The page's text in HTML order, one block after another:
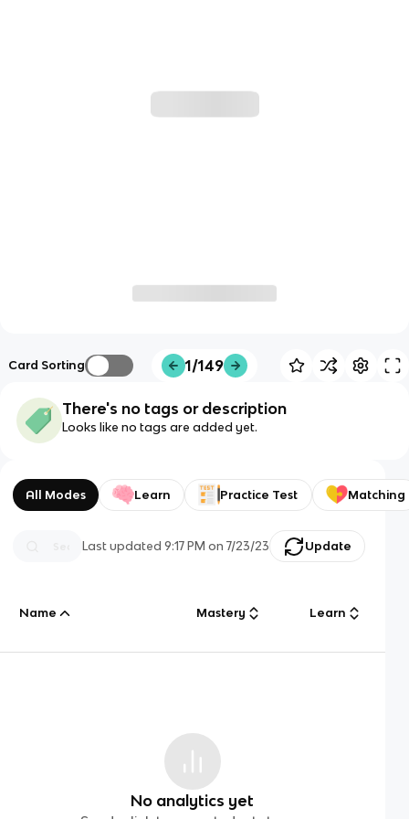
Card Sorting 1/149
There's no tags or description
Looks like no tags are added yet.
All Modes Learn Practice Test Matching
Last updated9:17 PM on 7/23/23 Update
Name Mastery Learn
No analytics yet